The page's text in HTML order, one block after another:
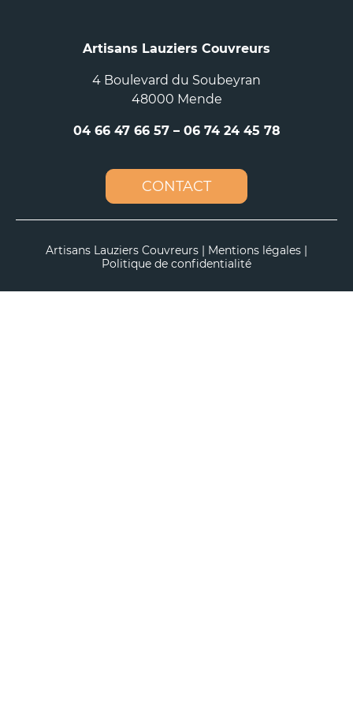
Artisans Lauziers Couvreurs
4 Boulevard du Soubeyran
48000 Mende
04 66 47 66 57– 06 74 24 45 78
CONTACT
Artisans Lauziers Couvreurs | Mentions légales
Politique de confidentialité